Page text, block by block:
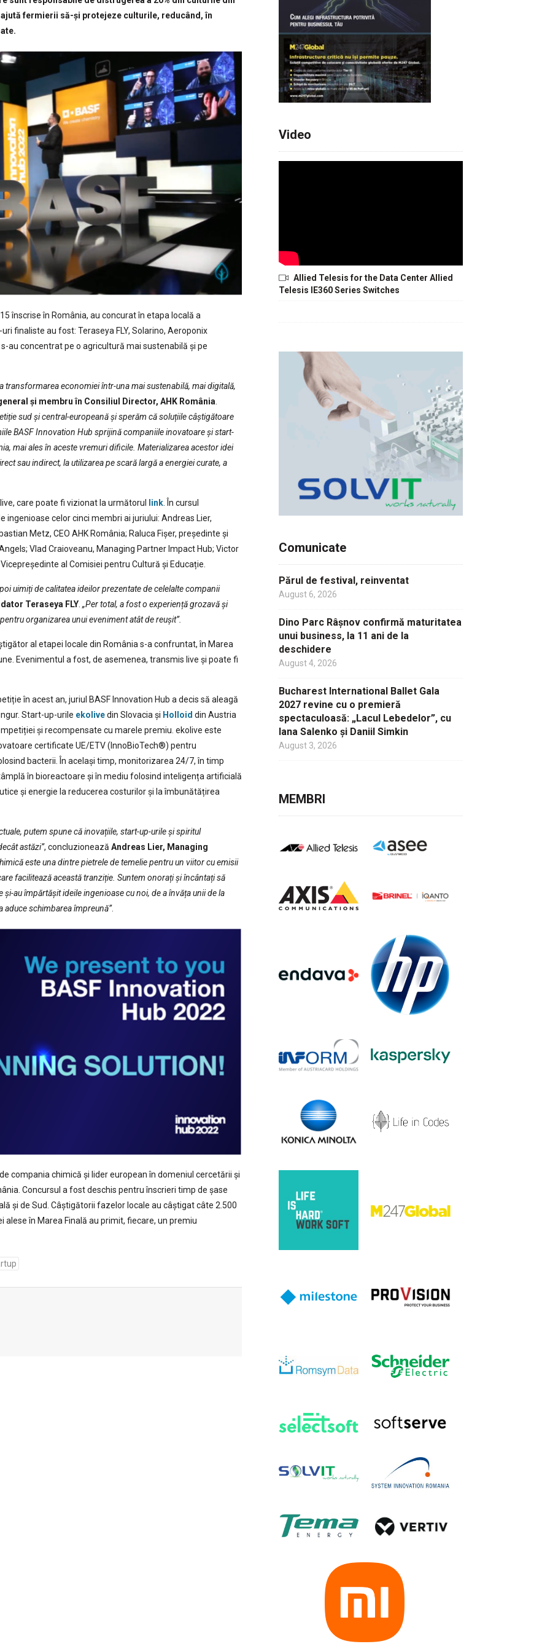
fermierii să-și protejeze culturile, reducând, în
înscrise în România, au concurat în etapa locală a
finaliste au fost: Teraseya FLY, Solarino, Aeroponix
au concentrat pe o agricultură mai sustenabilă și pe
transformarea economiei într-una mai sustenabilă, mai digitală,
și membru în Consiliul Director, AHK România
sud și central-europeană și sperăm că soluțiile câștigătoare
BASF Innovation Hub sprijină companiile inovatoare și start-
mai ales în aceste vremuri dificile. Materializarea acestor idei
sau indirect, la utilizarea pe scară largă a energiei curate, a
care poate fi vizionat la următorul link . În cursul
celor cinci membri ai juriului: Andreas Lier,
Metz, CEO AHK România; Raluca Fișer, președinte și
Vlad Craioveanu, Managing Partner Impact Hub; Victor
al Comisiei pentru Cultură și Educație.
uimiți de calitatea ideilor prezentate de celelalte companii
Teraseya FLY „Per total, a fost o experiență grozavă și
organizarea unui eveniment atât de reușit”.
al etapei locale din România s-a confruntat, în Marea
Evenimentul a fost, de asemenea, transmis live și poate fi
în acest an, juriul BASF Innovation Hub a decis să aleagă
Start-up-urile ekolivedin Slovacia și Holloid din Austria
și recompensate cu marele premiu. ekolive este
certificate UE/ETV (InnoBioTech®) pentru
bacterii. În același timp, monitorizarea 24/7, în timp
în bioreactoare și în mediu folosind inteligența artificială
și energie la reducerea costurilor și la îmbunătățirea
putem spune că inovațiile, start-up-urile și spiritul
astăzi”, concluzionează Andreas Lier, Managing
este una dintre pietrele de temelie pentru un viitor cu emisii
facilitează această tranziție. Suntem onorați și încântați să
au împărtășit ideile ingenioase cu noi, de a învăța unii de la
aduce schimbarea împreună”.
compania chimică și lider european în domeniul cercetării și
Concursul a fost deschis pentru înscrieri timp de șase
și de Sud. Câștigătorii fazelor locale au câștigat câte 2.500
în Marea Finală au primit, fiecare, un premiu
Video
Allied Telesis for the Data Center Allied
Telesis IE360 Series Switches
Comunicate
Părul de festival, reinventat
August 6, 2026
Dino Parc Râșnov confirmă maturitatea
unui business, la 11 ani de la
deschidere
August 4, 2026
Bucharest International Ballet Gala
2027 revine cu o premieră
spectaculoasă: „Lacul Lebedelor”, cu
Iana Salenko și Daniil Simkin
August 3, 2026
MEMBRI